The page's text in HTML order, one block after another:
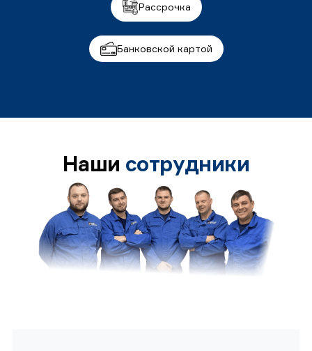
Рассрочка
Банковской картой
Наши сотрудники